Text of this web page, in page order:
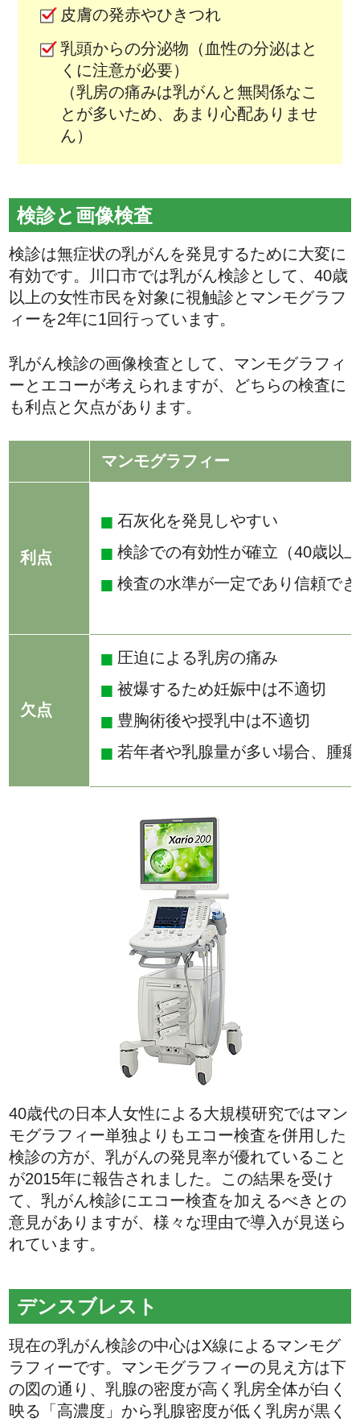
皮膚の発赤やひきつれ
乳頭からの分泌物（血性の分泌はと
くに注意が必要）
（乳房の痛みは乳がんと無関係なこ
とが多いため、あまり心配ありませ
ん）
検診と画像検査
検診は無症状の乳がんを発見するために大変に
有効です。川口市では乳がん検診として、40歳
以上の女性市民を対象に視触診とマンモグラフ
ィーを2年に1回行っています。
乳がん検診の画像検査として、マンモグラフィ
ーとエコーが考えられますが、どちらの検査に
も利点と欠点があります。
マンモグラフィー
利点
石灰化を発見しやすい
検診での有効性が確立（40歳以
検査の水準が一定であり信頼で
欠点
圧迫による乳房の痛み
被爆するため妊娠中は不適切
豊胸術後や授乳中は不適切
若年者や乳腺量が多い場合、腫
40歳代の日本人女性による大規模研究ではマン
モグラフィー単独よりもエコー検査を併用した
検診の方が、乳がんの発見率が優れていること
が2015年に報告されました。この結果を受け
て、乳がん検診にエコー検査を加えるべきとの
意見がありますが、様々な理由で導入が見送ら
れています。
デンスブレスト
現在の乳がん検診の中心はX線によるマンモグ
ラフィーです。マンモグラフィーの見え方は下
の図の通り、乳腺の密度が高く乳房全体が白く
映る「高濃度」から乳腺密度が低く乳房が黒く